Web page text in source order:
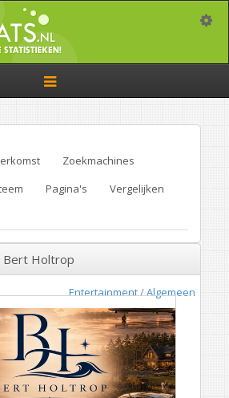
Toggle
navigation
Zoekmachines
Pagina's
Vergelijken
Bert Holtrop
Entertainment/Algemeen